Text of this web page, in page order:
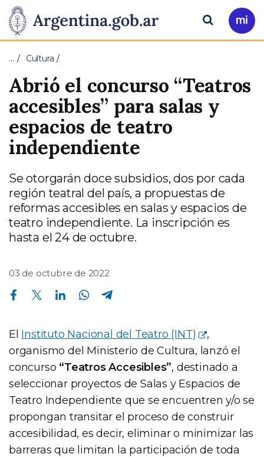
Presidencia
de
Nación
Pasar al contenido principal
Ir
a
Buscar
… Cultura
Abrió el concurso “Teatros
accesibles” para salas y
espacios de teatro
independiente
Se otorgarán doce subsidios, dos por cada
región teatral del país, a propuestas de
reformas accesibles en salas y espacios de
teatro independiente. La inscripción es
hasta el 24 de octubre.
03 de octubre de 2022
Compartir en Facebook Compartir en Twitter Compartir en Linkedin Compartir en Whatsapp
El Instituto Nacional del Teatro (INT)
,
organismo del Ministerio de Cultura, lanzó el
concurso “Teatros Accesibles”, destinado a
seleccionar proyectos de Salas y Espacios de
Teatro Independiente que se encuentren y/o se
propongan transitar el proceso de construir
accesibilidad, es decir, eliminar o minimizar las
barreras que limitan la participación de toda